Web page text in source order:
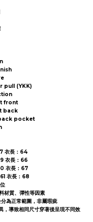
pull (YKK)
front
back
pocket
衣長：64
衣長：66
衣長：67
衣長：68
材質、彈性等因素
為正常範圍，非屬瑕疵
，導致相同尺寸穿著後呈現不同效